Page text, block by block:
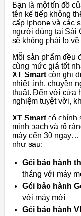
Bạn là một tín đồ
tên kế tiếp không
cấp Iphone và các
người dùng tại Sài
sẽ không phải lo
Mỗi sản phẩm đều
cùng mức giá tốt
XT Smart còn ghi
nhiệt tình, chuyên
thuật. Đến với cửa
nghiệm tuyệt vời,
XT Smart có chính
minh bạch và rõ
máy đến 30 ngày…
như sau:
Gói bảo hành
tháng với máy
Gói bảo hành
với máy mới
Gói bảo hành